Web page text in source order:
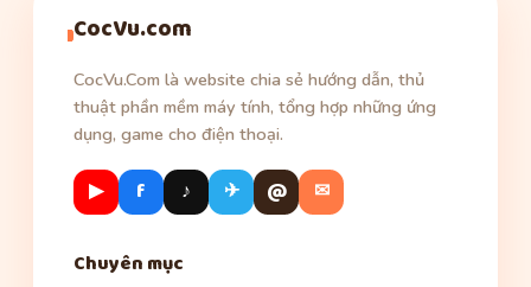
CocVu.com
CocVu.Com là website chia sẻ hướng dẫn, thủ
thuật phần mềm máy tính, tổng hợp những ứng
dụng, game cho điện thoại.
▶ f ♪ ✈ @ ✉
Chuyên mục